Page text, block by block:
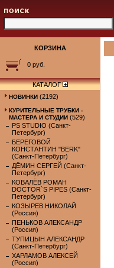
КОРЗИНА
0 руб.
КАТАЛОГ
НОВИНКИ (2192)
КУРИТЕЛЬНЫЕ ТРУБКИ -
МАСТЕРА И СТУДИИ (529)
PS STUDIO (Санкт-
Петербург)
БЕРЕГОВОЙ
КОНСТАНТИН "BERK"
(Санкт-Петербург)
ДЁМИН СЕРГЕЙ (Санкт-
Петербург)
КОВАЛЁВ РОМАН
DOCTOR`S PIPES (Санкт-
Петербург)
КОЗЫРЕВ НИКОЛАЙ
(Россия)
ПЕНЬКОВ АЛЕКСАНДР
(Россия)
ТУПИЦЫН АЛЕКСАНДР
(Санкт-Петербург)
ХАРЛАМОВ АЛЕКСЕЙ
(Россия)